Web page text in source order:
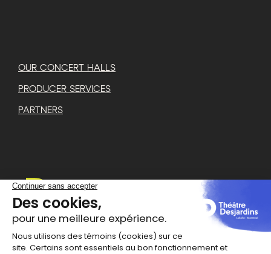
OUR CONCERT HALLS
PRODUCER SERVICES
PARTNERS